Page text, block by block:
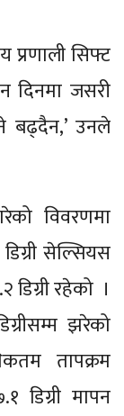
प्रणाली सिफ्ट
दिनमा जसरी
बढ्दैन,’ उनले
विवरणमा
सेल्सियस
रहेको ।
झरेको
तापक्रम
डिग्री मापन